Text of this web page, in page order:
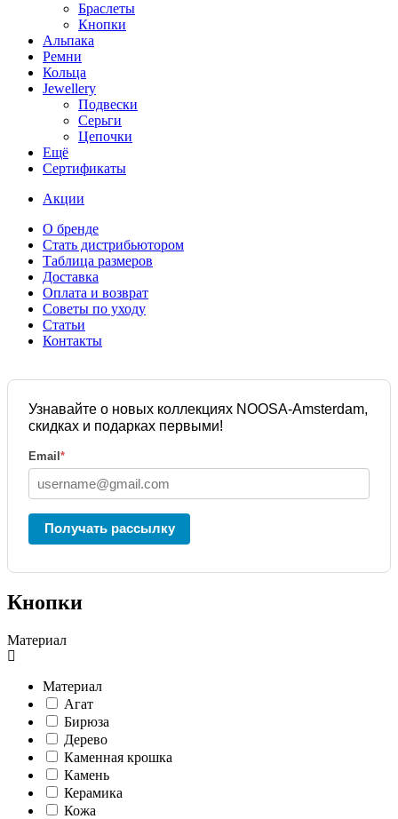
Браслеты
Кнопки
Альпака
Ремни
Кольца
Jewellery
Подвески
Серьги
Цепочки
Ещё
Сертификаты
Акции
О бренде
Стать дистрибьютором
Таблица размеров
Доставка
Оплата и возврат
Советы по уходу
Статьи
Контакты
Узнавайте о новых коллекциях NOOSA-Amsterdam,
скидках и подарках первыми!
Email *
Получать рассылку
Кнопки
Материал
Материал
Агат
Бирюза
Дерево
Каменная крошка
Камень
Керамика
Кожа